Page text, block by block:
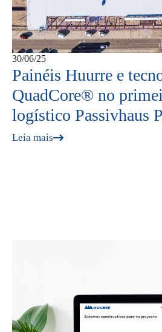
30/06/25
Painéis Huurre e
QuadCore® no
logístico Passivhaus
Leia mais